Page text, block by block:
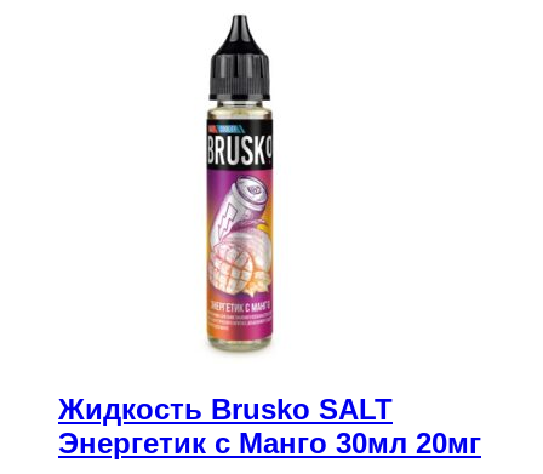
Жидкость Brusko SALT
Энергетик с Манго 30мл 20мг